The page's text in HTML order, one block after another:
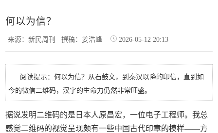
何以为信？
来源：新民周刊撰稿：姜浩峰 2026-05-12 20:13
阅读提示：何以为信？从石鼓文，到秦汉以降的印信，直到如
今的微信二维码，汉字的生命力仍然非常旺盛。
据说发明二维码的是日本人原昌宏，一位电子工程师。我总
感觉二维码的视觉呈现颇有一些中国古代印章的模样——方